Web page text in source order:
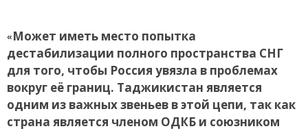
«Может иметь место попытка
дестабилизации полного пространства СНГ
для того, чтобы Россия увязла в проблемах
вокруг её границ. Таджикистан является
одним из важных звеньев в этой цепи, так как
страна является членом ОДКБ и союзником